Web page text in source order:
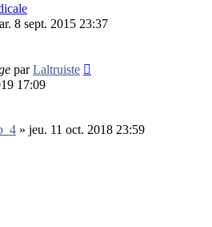
8 sept. 2015 23:37
parLaltruiste
17:09
» jeu. 11 oct. 2018 23:59